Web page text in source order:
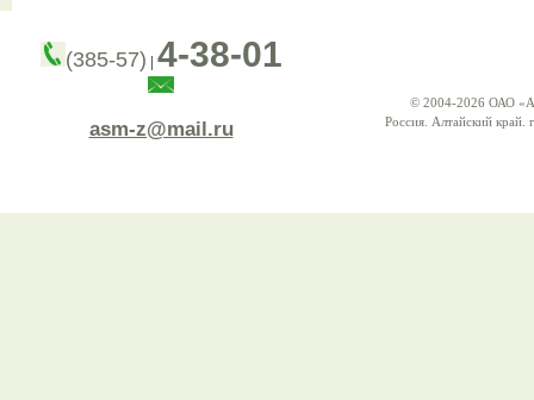
(385-57) 4-38-01
asm-z@mail.ru
© 2004-2026 ОАО
Россия. Алтайский край.